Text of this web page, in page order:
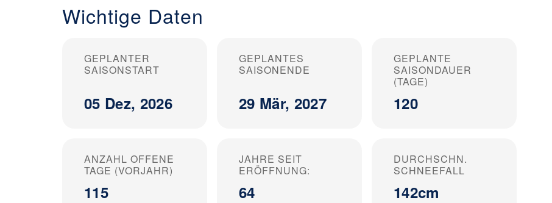
Wichtige Daten
GEPLANTER
SAISONSTART
05 Dez, 2026
GEPLANTES
SAISONENDE
29 Mär, 2027
GEPLANTE
SAISONDAUER
(TAGE)
120
ANZAHL OFFENE
TAGE (VORJAHR)
115
JAHRE SEIT
ERÖFFNUNG:
64
DURCHSCHN.
SCHNEEFALL
142cm